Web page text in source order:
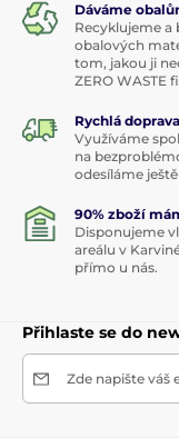
Dáváme
Recyklujeme a
obalových
tom, jakou ji
ZERO WASTE
Rychlá
Využíváme
na
odesíláme
90% zboží
Disponujeme
areálu v
přímo u nás.
Přihlaste se do
Zde napište váš